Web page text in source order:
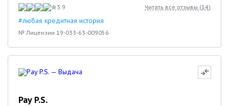
3.9 Читать все отзывы (14)
#любая кредитная история
№ Лицензии 19-033-63-009056
Pay P.S.